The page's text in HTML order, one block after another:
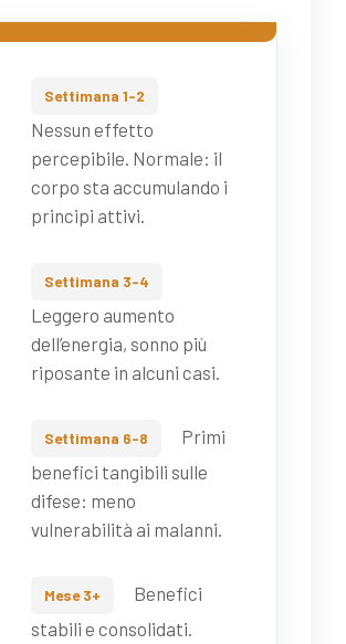
Settimana 1-2
Nessun effetto
percepibile. Normale: il
corpo sta accumulando i
principi attivi.
Settimana 3-4
Leggero aumento
dell’energia, sonno più
riposante in alcuni casi.
Settimana 6-8
Primi
benefici tangibili sulle
difese: meno
vulnerabilità ai malanni.
Mese 3+
Benefici
stabili e consolidati.